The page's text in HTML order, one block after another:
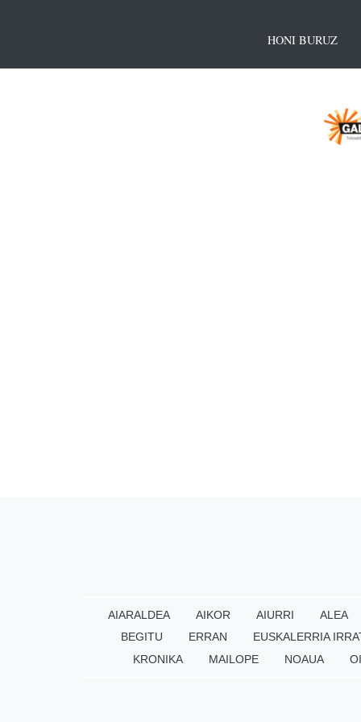
HONI BURUZ
AIARALDEA AIKOR AIURRI ALEA
BEGITU
ERRAN EUSKALERRIA
KRONIKA
MAILOPE NOAUA